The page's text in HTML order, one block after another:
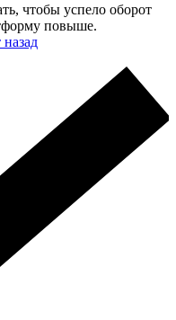
чтобы успело оборот
повыше.
назад